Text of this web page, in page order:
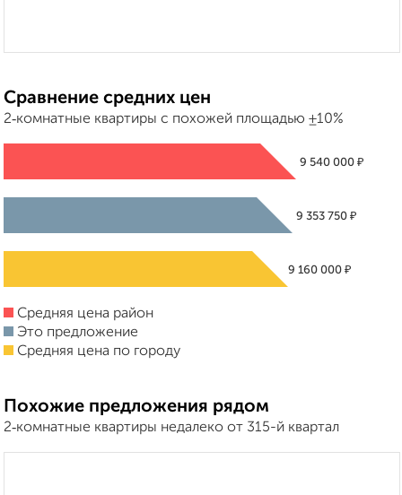
Сравнение средних цен
2‑комнатные квартиры с похожей площадью ±10%
9 540 000 ₽
9 353 750 ₽
9 160 000₽
Средняя цена район
Это предложение
Средняя цена по городу
Похожие предложения рядом
2‑комнатные квартиры недалеко от 315-й квартал